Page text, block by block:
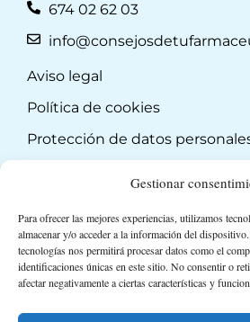
Gestionar
Para ofrecer las mejores experiencias, utilizamos
almacenar y/o acceder a la información del
tecnologías nos permitirá procesar datos como el
identificaciones únicas en este sitio. No consentir o
afectar negativamente a ciertas características y
674 02 62 03
Aviso legal
Política de cookies
Protección de datos